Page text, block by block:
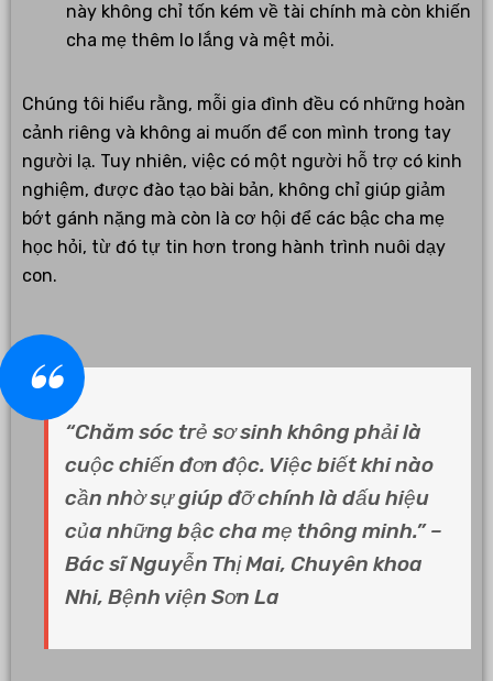
này không chỉ tốn kém về tài chính mà còn khiến
cha mẹ thêm lo lắng và mệt mỏi.
Chúng tôi hiểu rằng, mỗi gia đình đều có những hoàn
cảnh riêng và không ai muốn để con mình trong tay
người lạ. Tuy nhiên, việc có một người hỗ trợ có kinh
nghiệm, được đào tạo bài bản, không chỉ giúp giảm
bớt gánh nặng mà còn là cơ hội để các bậc cha mẹ
học hỏi, từ đó tự tin hơn trong hành trình nuôi dạy
con.
“Chăm sóc trẻ sơ sinh không phải là
cuộc chiến đơn độc. Việc biết khi nào
cần nhờ sự giúp đỡ chính là dấu hiệu
của những bậc cha mẹ thông minh.” –
Bác sĩ Nguyễn Thị Mai, Chuyên khoa
Nhi, Bệnh viện Sơn La